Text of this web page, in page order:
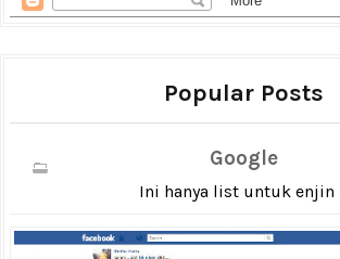
Popular Posts
Google
Ini hanya list untuk enjin